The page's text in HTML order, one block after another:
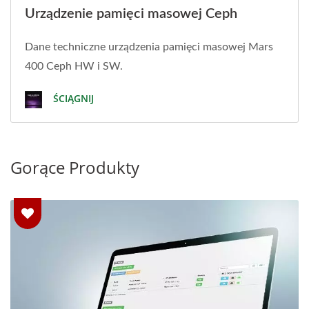
Urządzenie pamięci masowej Ceph
Dane techniczne urządzenia pamięci masowej Mars
400 Ceph HW i SW.
ŚCIĄGNIJ
Gorące Produkty